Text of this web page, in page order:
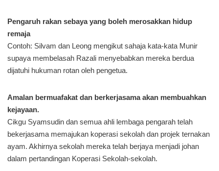
Pengaruh rakan sebaya yang boleh merosakkan hidup
remaja
Contoh: Silvam dan Leong mengikut sahaja kata-kata Munir
supaya membelasah Razali menyebabkan mereka berdua
dijatuhi hukuman rotan oleh pengetua.
Amalan bermuafakat dan berkerjasama akan membuahkan
kejayaan.
Cikgu Syamsudin dan semua ahli lembaga pengarah telah
bekerjasama memajukan koperasi sekolah dan projek ternakan
ayam. Akhirnya sekolah mereka telah berjaya menjadi johan
dalam pertandingan Koperasi Sekolah-sekolah.